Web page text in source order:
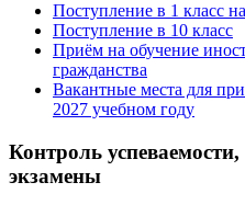
Поступление в 1 класс
Поступление в 10 класс
Приём на обучение
гражданства
Вакантные места для
2027 учебном году
Контроль успеваемости,
экзамены